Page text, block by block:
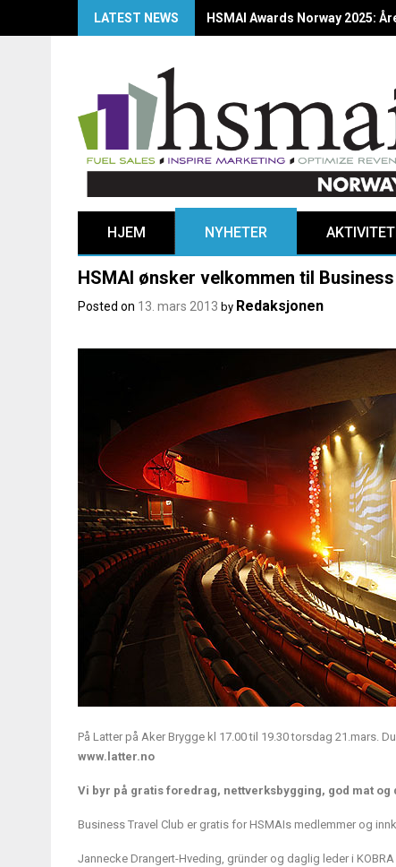
LATEST NEWS HSMAI Awards Norway 2025:
HJEM NYHETER
HSMAI ønsker velkommen til
Posted on 13. mars 2013 by Redaksjonen
På Latter på Aker Brygge kl 17.00 til 19.30 torsdag 21.mars.
www.latter.no
Vi byr på gratis foredrag, nettverksbygging, god mat og
Business Travel Club er gratis for HSMAIs medlemmer og
Jannecke Drangert-Hveding, gründer og daglig leder i KOBRA